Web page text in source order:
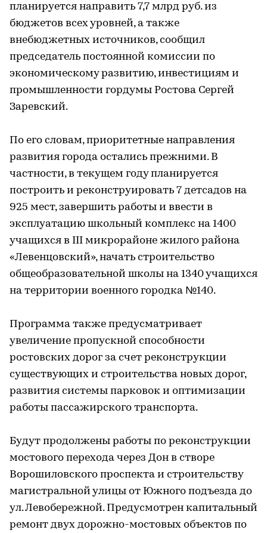
планируется направить 7,7 млрд руб. из
бюджетов всех уровней, а также
внебюджетных источников, сообщил
председатель постоянной комиссии по
экономическому развитию, инвестициям и
промышленности гордумы Ростова Сергей
Заревский.
По его словам, приоритетные направления
развития города остались прежними. В
частности, в текущем году планируется
построить и реконструировать 7 детсадов на
925 мест, завершить работы и ввести в
эксплуатацию школьный комплекс на 1400
учащихся в III микрорайоне жилого района
«Левенцовский», начать строительство
общеобразовательной школы на 1340 учащихся
на территории военного городка №140.
Программа также предусматривает
увеличение пропускной способности
ростовских дорог за счет реконструкции
существующих и строительства новых дорог,
развития системы парковок и оптимизации
работы пассажирского транспорта.
Будут продолжены работы по реконструкции
мостового перехода через Дон в створе
Ворошиловского проспекта и строительству
магистральной улицы от Южного подъезда до
ул. Левобережной. Предусмотрен капитальный
ремонт двух дорожно-мостовых объектов по